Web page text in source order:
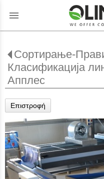
menu
Сортирање-
Класификација
Апплес
Επιστροφή